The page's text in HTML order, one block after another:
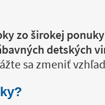
zo širokej
detských
sa zmeniť